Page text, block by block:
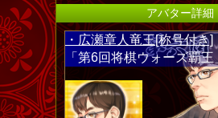
アバター詳細
・広瀬章人竜王[称号付き]
「第6回将棋ウォーズ覇王